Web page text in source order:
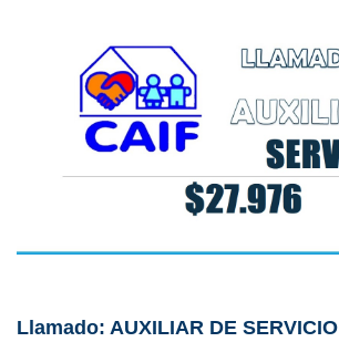
Llamado: AUXILIAR DE SERVICIO